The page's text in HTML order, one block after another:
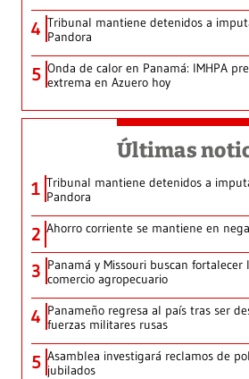
4 Tribunal mantiene detenidos a
Pandora
5 Onda de calor en Panamá: IMHPA
extrema en Azuero hoy
Últimas
1 Tribunal mantiene detenidos a
Pandora
2 Ahorro corriente se mantiene en
3 Panamá y Missouri buscan fortalecer
comercio agropecuario
4 Panameño regresa al país tras ser
fuerzas militares rusas
5 Asamblea investigará reclamos de
jubilados